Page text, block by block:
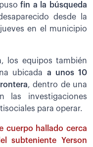
fin a la búsqueda
desde la
en el municipio
los equipos también
ubicada a unos 10
, dentro de una
las investigaciones
para operar.
cuerpo hallado cerca
subteniente Yerson